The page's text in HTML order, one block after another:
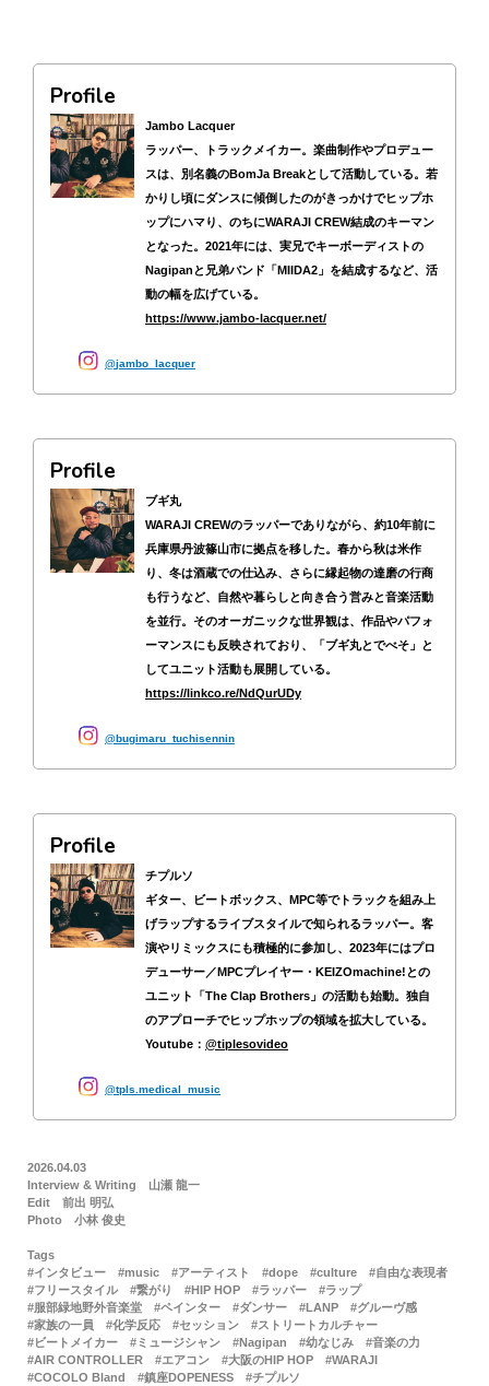
Profile
Jambo Lacquer
ラッパー、トラックメイカー。楽曲制作やプロデュー
スは、別名義のBomJa Breakとして活動している。若
かりし頃にダンスに傾倒したのがきっかけでヒップホ
ップにハマり、のちにWARAJI CREW結成のキーマン
となった。2021年には、実兄でキーボーディストの
Nagipanと兄弟バンド「MIIDA2」を結成するなど、活
動の幅を広げている。
https://www.jambo-lacquer.net/
jambo_lacquer
Profile
ブギ丸
WARAJI CREWのラッパーでありながら、約10年前に
兵庫県丹波篠山市に拠点を移した。春から秋は米作
り、冬は酒蔵での仕込み、さらに縁起物の達磨の行商
も行うなど、自然や暮らしと向き合う営みと音楽活動
を並行。そのオーガニックな世界観は、作品やパフォ
ーマンスにも反映されており、「ブギ丸とでべそ」と
してユニット活動も展開している。
https://linkco.re/NdQurUDy
bugimaru_tuchisennin
Profile
チプルソ
ギター、ビートボックス、MPC等でトラックを組み上
げラップするライブスタイルで知られるラッパー。客
演やリミックスにも積極的に参加し、2023年にはプロ
デューサー／MPCプレイヤー・KEIZOmachine!との
ユニット「The Clap Brothers」の活動も始動。独自
のアプローチでヒップホップの領域を拡大している。
Youtube： @tiplesovideo
tpls.medical_music
2026.04.03
Interview & Writing
山瀬 龍一
Edit
前出 明弘
Photo
小林 俊史
Tags
インタビュー
music アーティスト dope culture
自由な表現者
フリースタイル
繋がり HIP HOP ラッパー
ラップ
服部緑地野外音楽堂
ペインター ダンサー LANP
グルーヴ感
家族の一員
化学反応 セッション
ストリートカルチャー
ビートメイカー
ミュージシャン Nagipan 幼なじみ
音楽の力
AIR CONTROLLER
エアコン 大阪のHIP HOP
WARAJI
COCOLO Bland
鎮座DOPENESS チプルソ